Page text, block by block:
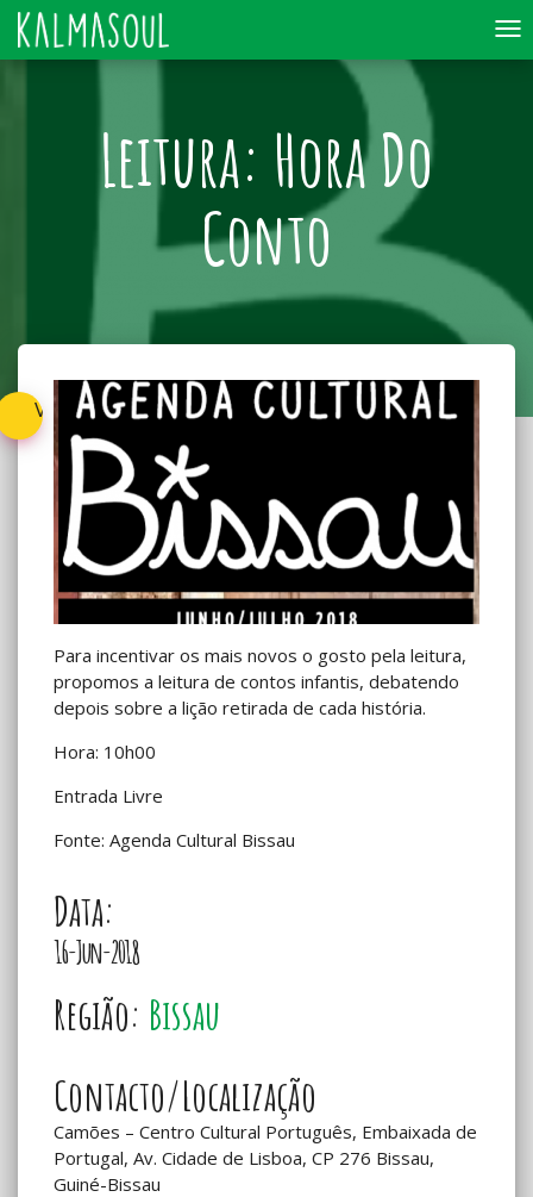
Leitura: Hora Do
Conto
Voltar
Para incentivar os mais novos o gosto pela leitura,
propomos a leitura de contos infantis, debatendo
depois sobre a lição retirada de cada história.
Hora: 10h00
Entrada Livre
Fonte: Agenda Cultural Bissau
Data:
16-Jun-2018
Região: Bissau
Contacto/Localização
Camões – Centro Cultural Português, Embaixada de
Portugal, Av. Cidade de Lisboa, CP 276 Bissau,
Guiné-Bissau